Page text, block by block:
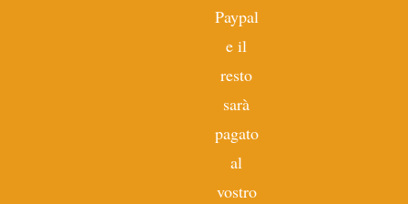
Paypal
e il
resto
sarà
pagato
al
vostro